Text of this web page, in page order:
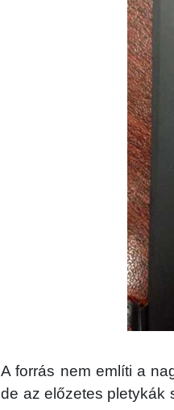
A forrás nem említi a
de az előzetes pletykák